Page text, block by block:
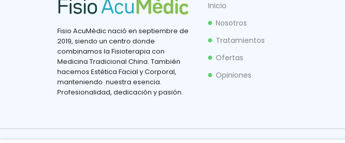
Fisio AcuMèdic nació en septiembre de
2019, siendo un centro donde
combinamos la Fisioterapia con
Medicina Tradicional China. También
hacemos Estética Facial y Corporal,
manteniendo nuestra esencia.
Profesionalidad, dedicación y pasión.
Inicio
Nosotros
Tratamientos
Ofertas
Opiniones